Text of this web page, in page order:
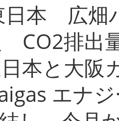
本 広畑
CO2排出
本と大阪
エナ